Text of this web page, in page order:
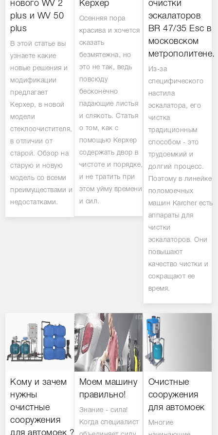
нового WV 2
plus и WV 50
plus
В этой статье вы
узнаете какие
новые решения и
модификации
предлагает
Керхер, в новой
модели
стеклоочистителя,
в отличии от
старой. Обзор на
старую и новую
модель со всеми
преимуществами и
недостатками.
Керхер
Осенняя пора
красива и хочется
сказать
безмятежна, но
это не так, ведь
повсюду
бесконечно
падающие листья
и слякоть. Статья
о том, как с
помощью Керхер
содержать двор в
чистоте и порядке,
и не тратить при
этом уйму времени
и сил.
очистки
эскалаторов
BR 47/35 Esc в
московском
метрополитене.
Из-за
специфического
настила
эскалатора, его
чистка
традиционным
способом - это
трудоемкий и
долгий процесс.
Поэтому в линейке
поломоечных
машин Karcher есть
аппараты для
чистки
эскалаторов. Они
повышают
качество чистки и
сокращают ее
время.
Кому и зачем
нужны
очистные
сооружения
для автомоек ?
Моем машину
правильно!
Знание - сила!
Когда специалист
Очистные
сооружения
для автомоек
Многие